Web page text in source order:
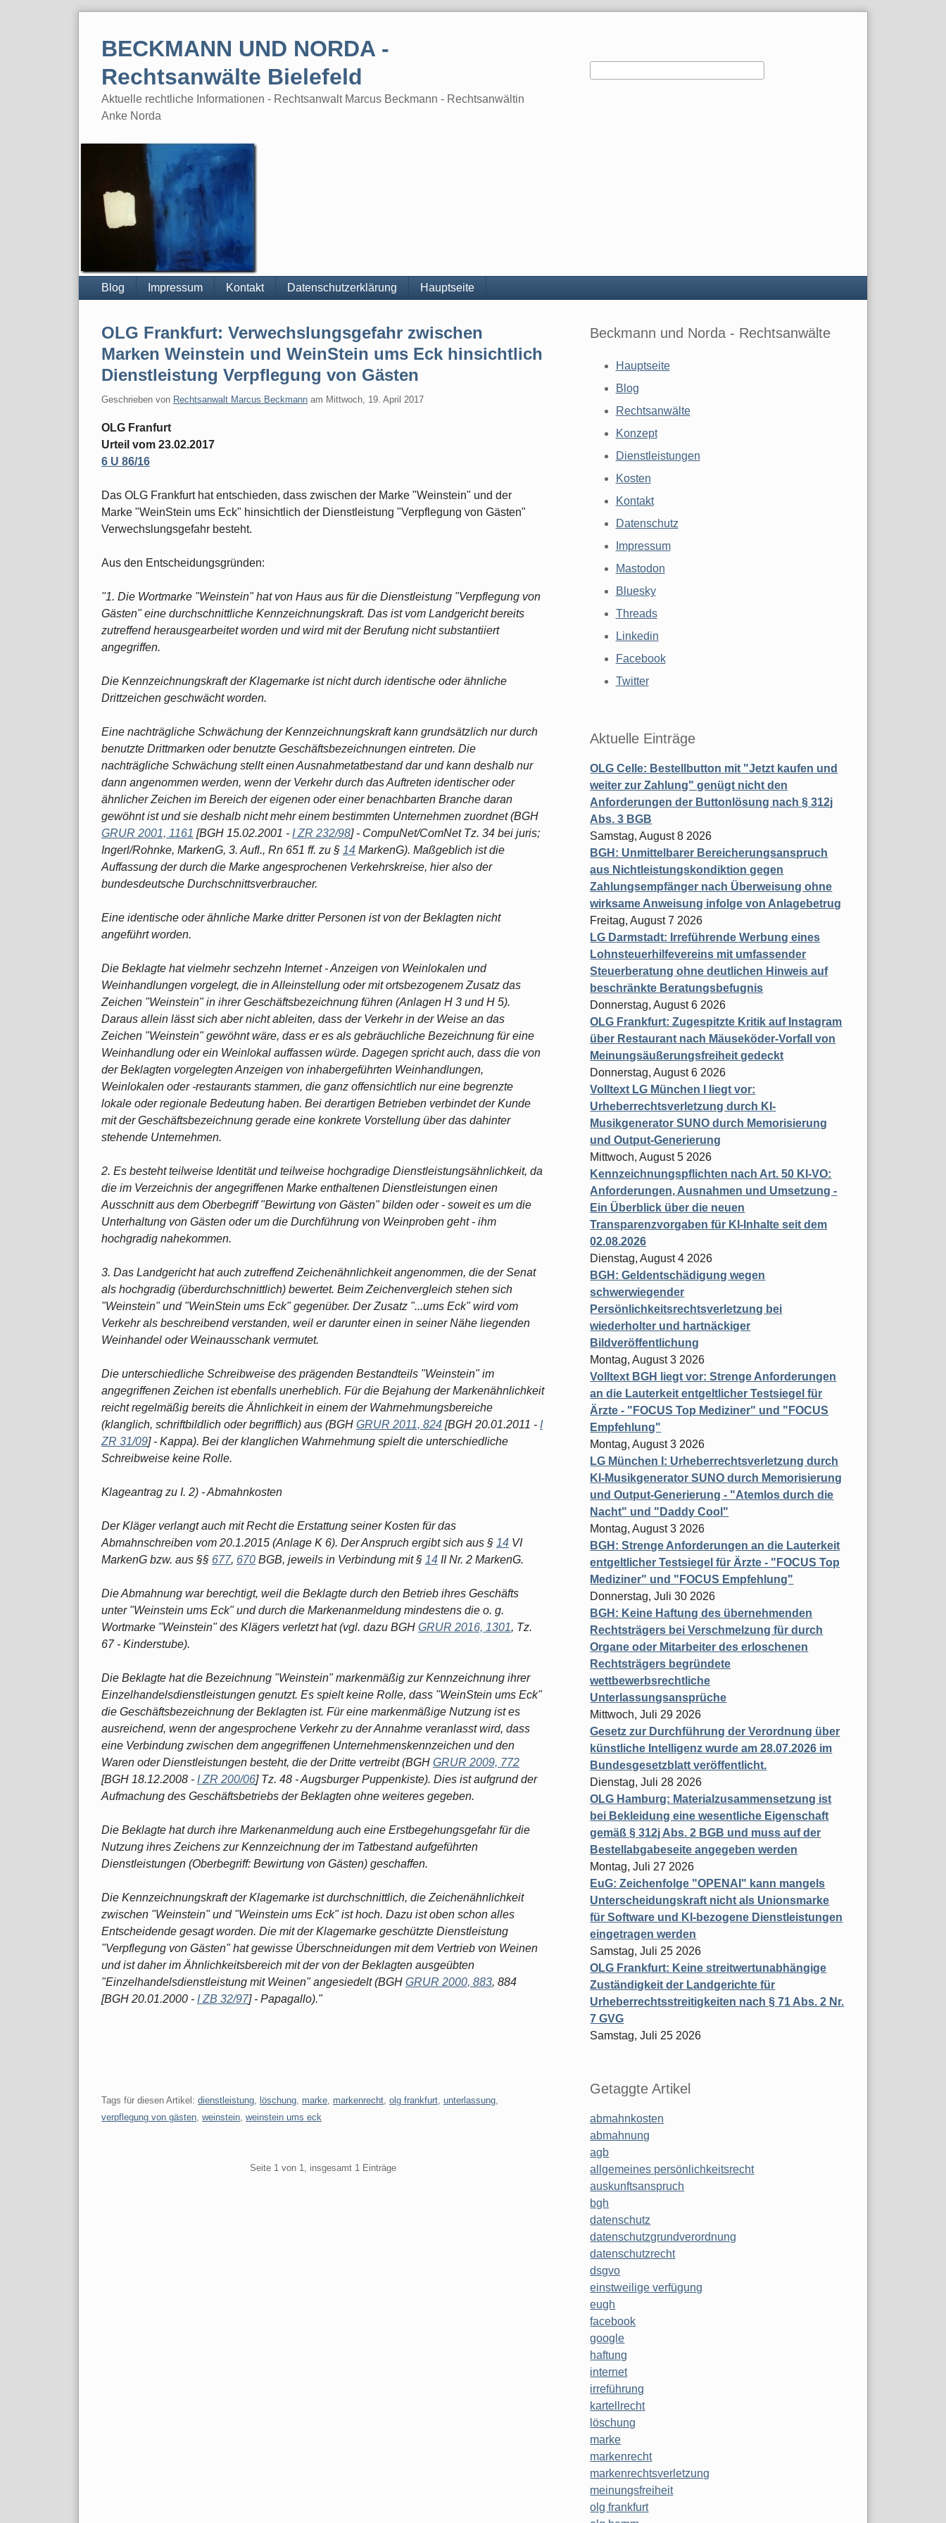
BECKMANN UND NORDA -
Rechtsanwälte Bielefeld
Aktuelle rechtliche Informationen - Rechtsanwalt Marcus Beckmann - Rechtsanwältin
Anke Norda
Blog Impressum Kontakt Datenschutzerklärung Hauptseite
OLG Frankfurt: Verwechslungsgefahr zwischen
Marken Weinstein und WeinStein ums Eck hinsichtlich
Dienstleistung Verpflegung von Gästen
Geschrieben von Rechtsanwalt Marcus Beckmann am Mittwoch, 19. April 2017
OLG Franfurt
Urteil vom 23.02.2017
6 U 86/16
Das OLG Frankfurt hat entschieden, dass zwischen der Marke "Weinstein" und der
Marke "WeinStein ums Eck" hinsichtlich der Dienstleistung "Verpflegung von Gästen"
Verwechslungsgefahr besteht.
Aus den Entscheidungsgründen:
"1. Die Wortmarke "Weinstein" hat von Haus aus für die Dienstleistung "Verpflegung von
Gästen" eine durchschnittliche Kennzeichnungskraft. Das ist vom Landgericht bereits
zutreffend herausgearbeitet worden und wird mit der Berufung nicht substantiiert
angegriffen.
Die Kennzeichnungskraft der Klagemarke ist nicht durch identische oder ähnliche
Drittzeichen geschwächt worden.
Eine nachträgliche Schwächung der Kennzeichnungskraft kann grundsätzlich nur durch
benutzte Drittmarken oder benutzte Geschäftsbezeichnungen eintreten. Die
nachträgliche Schwächung stellt einen Ausnahmetatbestand dar und kann deshalb nur
dann angenommen werden, wenn der Verkehr durch das Auftreten identischer oder
ähnlicher Zeichen im Bereich der eigenen oder einer benachbarten Branche daran
gewöhnt ist und sie deshalb nicht mehr einem bestimmten Unternehmen zuordnet (BGH
GRUR 2001, 1161 [BGH 15.02.2001 - I ZR 232/98] - CompuNet/ComNet Tz. 34 bei juris;
Ingerl/Rohnke, MarkenG, 3. Aufl., Rn 651 ff. zu § 14 MarkenG). Maßgeblich ist die
Auffassung der durch die Marke angesprochenen Verkehrskreise, hier also der
bundesdeutsche Durchschnittsverbraucher.
Eine identische oder ähnliche Marke dritter Personen ist von der Beklagten nicht
angeführt worden.
Die Beklagte hat vielmehr sechzehn Internet - Anzeigen von Weinlokalen und
Weinhandlungen vorgelegt, die in Alleinstellung oder mit ortsbezogenem Zusatz das
Zeichen "Weinstein" in ihrer Geschäftsbezeichnung führen (Anlagen H 3 und H 5).
Daraus allein lässt sich aber nicht ableiten, dass der Verkehr in der Weise an das
Zeichen "Weinstein" gewöhnt wäre, dass er es als gebräuchliche Bezeichnung für eine
Weinhandlung oder ein Weinlokal auffassen würde. Dagegen spricht auch, dass die von
der Beklagten vorgelegten Anzeigen von inhabergeführten Weinhandlungen,
Weinlokalen oder -restaurants stammen, die ganz offensichtlich nur eine begrenzte
lokale oder regionale Bedeutung haben. Bei derartigen Betrieben verbindet der Kunde
mit der Geschäftsbezeichnung gerade eine konkrete Vorstellung über das dahinter
stehende Unternehmen.
2. Es besteht teilweise Identität und teilweise hochgradige Dienstleistungsähnlichkeit, da
die im Verzeichnis der angegriffenen Marke enthaltenen Dienstleistungen einen
Ausschnitt aus dem Oberbegriff "Bewirtung von Gästen" bilden oder - soweit es um die
Unterhaltung von Gästen oder um die Durchführung von Weinproben geht - ihm
hochgradig nahekommen.
3. Das Landgericht hat auch zutreffend Zeichenähnlichkeit angenommen, die der Senat
als hochgradig (überdurchschnittlich) bewertet. Beim Zeichenvergleich stehen sich
"Weinstein" und "WeinStein ums Eck" gegenüber. Der Zusatz "...ums Eck" wird vom
Verkehr als beschreibend verstanden, weil er darunter einen in seiner Nähe liegenden
Weinhandel oder Weinausschank vermutet.
Die unterschiedliche Schreibweise des prägenden Bestandteils "Weinstein" im
angegriffenen Zeichen ist ebenfalls unerheblich. Für die Bejahung der Markenähnlichkeit
reicht regelmäßig bereits die Ähnlichkeit in einem der Wahrnehmungsbereiche
(klanglich, schriftbildlich oder begrifflich) aus (BGH GRUR 2011, 824 [BGH 20.01.2011 - I
ZR 31/09] - Kappa). Bei der klanglichen Wahrnehmung spielt die unterschiedliche
Schreibweise keine Rolle.
Klageantrag zu I. 2) - Abmahnkosten
Der Kläger verlangt auch mit Recht die Erstattung seiner Kosten für das
Abmahnschreiben vom 20.1.2015 (Anlage K 6). Der Anspruch ergibt sich aus § 14 VI
MarkenG bzw. aus §§ 677, 670 BGB, jeweils in Verbindung mit § 14 II Nr. 2 MarkenG.
Die Abmahnung war berechtigt, weil die Beklagte durch den Betrieb ihres Geschäfts
unter "Weinstein ums Eck" und durch die Markenanmeldung mindestens die o. g.
Wortmarke "Weinstein" des Klägers verletzt hat (vgl. dazu BGH GRUR 2016, 1301, Tz.
67 - Kinderstube).
Die Beklagte hat die Bezeichnung "Weinstein" markenmäßig zur Kennzeichnung ihrer
Einzelhandelsdienstleistungen genutzt. Es spielt keine Rolle, dass "WeinStein ums Eck"
die Geschäftsbezeichnung der Beklagten ist. Für eine markenmäßige Nutzung ist es
ausreichend, wenn der angesprochene Verkehr zu der Annahme veranlasst wird, dass
eine Verbindung zwischen dem angegriffenen Unternehmenskennzeichen und den
Waren oder Dienstleistungen besteht, die der Dritte vertreibt (BGH GRUR 2009, 772
[BGH 18.12.2008 - I ZR 200/06] Tz. 48 - Augsburger Puppenkiste). Dies ist aufgrund der
Aufmachung des Geschäftsbetriebs der Beklagten ohne weiteres gegeben.
Die Beklagte hat durch ihre Markenanmeldung auch eine Erstbegehungsgefahr für die
Nutzung ihres Zeichens zur Kennzeichnung der im Tatbestand aufgeführten
Dienstleistungen (Oberbegriff: Bewirtung von Gästen) geschaffen.
Die Kennzeichnungskraft der Klagemarke ist durchschnittlich, die Zeichenähnlichkeit
zwischen "Weinstein" und "Weinstein ums Eck" ist hoch. Dazu ist oben schon alles
Entscheidende gesagt worden. Die mit der Klagemarke geschützte Dienstleistung
"Verpflegung von Gästen" hat gewisse Überschneidungen mit dem Vertrieb von Weinen
und ist daher im Ähnlichkeitsbereich mit der von der Beklagten ausgeübten
"Einzelhandelsdienstleistung mit Weinen" angesiedelt (BGH GRUR 2000, 883, 884
[BGH 20.01.2000 - I ZB 32/97] - Papagallo)."
Tags für diesen Artikel: dienstleistung löschung marke markenrecht olg frankfurt unterlassung
verpflegung von gästen weinstein weinstein ums eck
Seite 1 von 1, insgesamt 1 Einträge
Beckmann und Norda - Rechtsanwälte
Hauptseite
Blog
Rechtsanwälte
Konzept
Dienstleistungen
Kosten
Kontakt
Datenschutz
Impressum
Mastodon
Bluesky
Threads
Linkedin
Facebook
Twitter
Aktuelle Einträge
OLG Celle: Bestellbutton mit "Jetzt kaufen und
weiter zur Zahlung" genügt nicht den
Anforderungen der Buttonlösung nach § 312j
Abs. 3 BGB
Samstag, August 8 2026
BGH: Unmittelbarer Bereicherungsanspruch
aus Nichtleistungskondiktion gegen
Zahlungsempfänger nach Überweisung ohne
wirksame Anweisung infolge von Anlagebetrug
Freitag, August 7 2026
LG Darmstadt: Irreführende Werbung eines
Lohnsteuerhilfevereins mit umfassender
Steuerberatung ohne deutlichen Hinweis auf
beschränkte Beratungsbefugnis
Donnerstag, August 6 2026
OLG Frankfurt: Zugespitzte Kritik auf Instagram
über Restaurant nach Mäuseköder-Vorfall von
Meinungsäußerungsfreiheit gedeckt
Donnerstag, August 6 2026
Volltext LG München I liegt vor:
Urheberrechtsverletzung durch KI-
Musikgenerator SUNO durch Memorisierung
und Output-Generierung
Mittwoch, August 5 2026
Kennzeichnungspflichten nach Art. 50 KI-VO:
Anforderungen, Ausnahmen und Umsetzung -
Ein Überblick über die neuen
Transparenzvorgaben für KI-Inhalte seit dem
02.08.2026
Dienstag, August 4 2026
BGH: Geldentschädigung wegen
schwerwiegender
Persönlichkeitsrechtsverletzung bei
wiederholter und hartnäckiger
Bildveröffentlichung
Montag, August 3 2026
Volltext BGH liegt vor: Strenge Anforderungen
an die Lauterkeit entgeltlicher Testsiegel für
Ärzte - "FOCUS Top Mediziner" und "FOCUS
Empfehlung"
Montag, August 3 2026
LG München I: Urheberrechtsverletzung durch
KI-Musikgenerator SUNO durch Memorisierung
und Output-Generierung - "Atemlos durch die
Nacht" und "Daddy Cool"
Montag, August 3 2026
BGH: Strenge Anforderungen an die Lauterkeit
entgeltlicher Testsiegel für Ärzte - "FOCUS Top
Mediziner" und "FOCUS Empfehlung"
Donnerstag, Juli 30 2026
BGH: Keine Haftung des übernehmenden
Rechtsträgers bei Verschmelzung für durch
Organe oder Mitarbeiter des erloschenen
Rechtsträgers begründete
wettbewerbsrechtliche
Unterlassungsansprüche
Mittwoch, Juli 29 2026
Gesetz zur Durchführung der Verordnung über
künstliche Intelligenz wurde am 28.07.2026 im
Bundesgesetzblatt veröffentlicht.
Dienstag, Juli 28 2026
OLG Hamburg: Materialzusammensetzung ist
bei Bekleidung eine wesentliche Eigenschaft
gemäß § 312j Abs. 2 BGB und muss auf der
Bestellabgabeseite angegeben werden
Montag, Juli 27 2026
EuG: Zeichenfolge "OPENAI" kann mangels
Unterscheidungskraft nicht als Unionsmarke
für Software und KI-bezogene Dienstleistungen
eingetragen werden
Samstag, Juli 25 2026
OLG Frankfurt: Keine streitwertunabhängige
Zuständigkeit der Landgerichte für
Urheberrechtsstreitigkeiten nach § 71 Abs. 2 Nr.
7 GVG
Samstag, Juli 25 2026
Getaggte Artikel
abmahnkosten
abmahnung
agb
allgemeines persönlichkeitsrecht
auskunftsanspruch
bgh
datenschutz
datenschutzgrundverordnung
datenschutzrecht
dsgvo
einstweilige verfügung
eugh
facebook
google
haftung
internet
irreführung
kartellrecht
löschung
marke
markenrecht
markenrechtsverletzung
meinungsfreiheit
olg frankfurt